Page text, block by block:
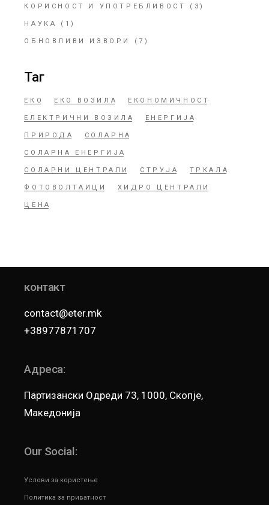
КОРИСНОСТ И УПОТРЕБЛИВОСТ (3)
НАУКА (1)
ОБНОВЛИВИ ИЗВОРИ (7)
Таг
ЕКО ЕКО ВОЗИЛА ЕКОНОМИЧНОСТ
ЕЛЕКТРИЧНИ ВОЗИЛА ЕНЕРГИЈА
ПРИРОДА СОЛАРНА
СОЛАРНА ЕНЕРГИЈА
СОЛАРНИ ЦЕНТРАЛИ СТРУЈА ТРКАЛА
ФОТОВОЛТАИЦИ ХИДРО ЦЕНТРАЛИ
ЦЕНА
контакт
contact@eter.mk
+38977871707
Адреса:
Партизански Одреди 73, 1000, Скопје,
Македонија
Our Social:
Услови за користење
Политика за приватност